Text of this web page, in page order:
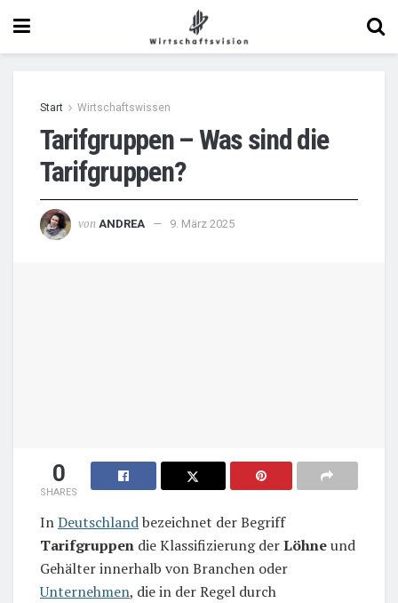
Start Wirtschaftswissen
Tarifgruppen – Was sind die
Tarifgruppen?
von ANDREA 9. März 2025
0
SHARES
InDeutschlandbezeichnet der Begriff
Tarifgruppen die Klassifizierung derLöhneund
Gehälter innerhalb von Branchen oder
Unternehmen, die in der Regel durch